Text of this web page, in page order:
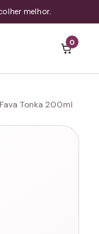
melhor.
0
Tonka 200ml